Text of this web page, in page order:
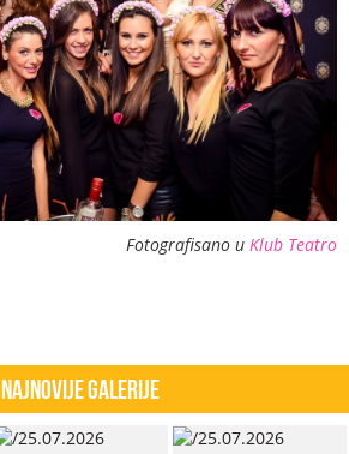
Fotografisano u Klub Teatro
Najnovije Galerije